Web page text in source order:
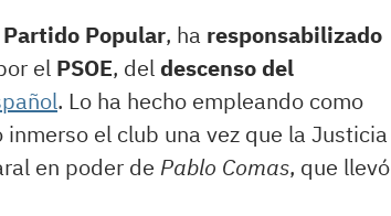
Partido Popular, ha responsabilizado
el PSOE, deldescenso del
. Lo ha hecho empleando como
inmerso el club una vez que la Justicia
en poder de Pablo Comas, que llevó